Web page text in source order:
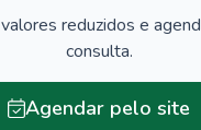
reduzidos e
consulta.
Agendar pelo site